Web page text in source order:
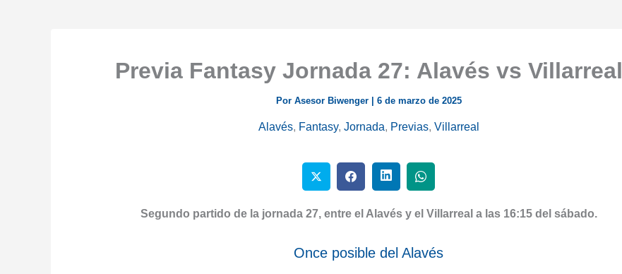
Previa Fantasy Jornada 27: Alavés vs Villarreal
Por Asesor Biwenger 6 de marzo de 2025
Alavés, Fantasy, Jornada, Previas, Villarreal
Segundo partido de la jornada 27, entre el Alavés y el Villarreal a las 16:15 del sábado.
Once posible del Alavés